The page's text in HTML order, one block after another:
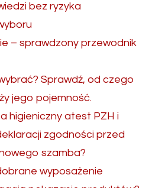
bez ryzyka
– sprawdzony przewodnik
Sprawdź, od czego
jego pojemność.
higieniczny atest PZH i
zgodności przed
szamba?
wyposażenie